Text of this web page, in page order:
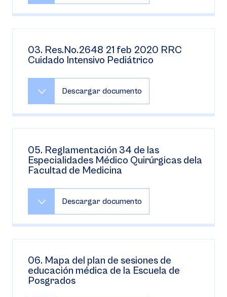
03. Res.No.2648 21 feb 2020 RRC
Cuidado Intensivo Pediátrico
Descargar documento
05. Reglamentación 34 de las
Especialidades Médico Quirúrgicas dela
Facultad de Medicina
Descargar documento
06. Mapa del plan de sesiones de
educación médica de la Escuela de
Posgrados